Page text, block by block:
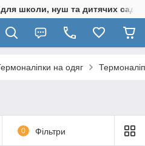
школи, нуш та дитячих
на одяг
0 Фільтри